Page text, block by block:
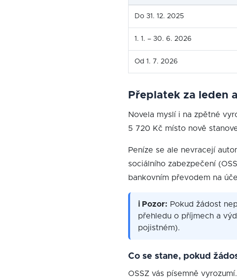
Do 31. 12. 2025
1. 1. – 30. 6. 2026
Od 1. 7. 2026
Přeplatek za leden
Novela myslí i na zpětné
5 720 Kč místo nově
Peníze se ale nevracejí
sociálního zabezpečení
bankovním převodem na
ℹ Pozor: Pokud žádost
přehledu o příjmech a
pojistném).
Co se stane, pokud
OSSZ vás písemně